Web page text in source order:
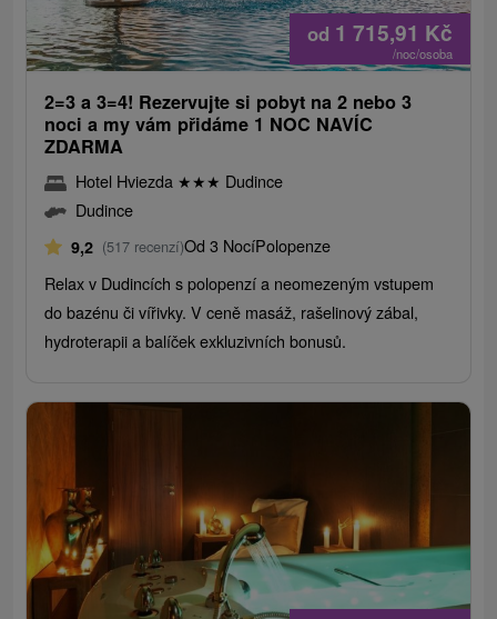
od 1 715,91 Kč
/noc/osoba
2=3 a 3=4! Rezervujte si pobyt na 2 nebo 3
noci a my vám přidáme 1 NOC NAVÍC
ZDARMA
Hotel Hviezda ★★★ Dudince
Dudince
9,2 (517 recenzí)Od 3 NocíPolopenze
Relax v Dudincích s polopenzí a neomezeným vstupem
do bazénu či vířivky. V ceně masáž, rašelinový zábal,
hydroterapii a balíček exkluzivních bonusů.